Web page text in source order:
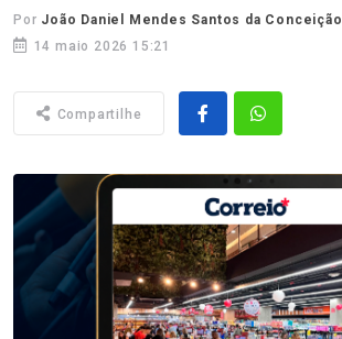
Por João Daniel Mendes Santos da Conceição
14 maio 2026 15:21
Compartilhe